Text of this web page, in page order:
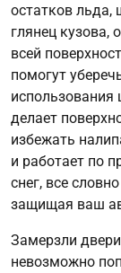
остатков льда,
глянец кузова,
всей
помогут
использования
делает
избежать
и работает по
снег, все
защищая ваш
Замерзли
невозможно